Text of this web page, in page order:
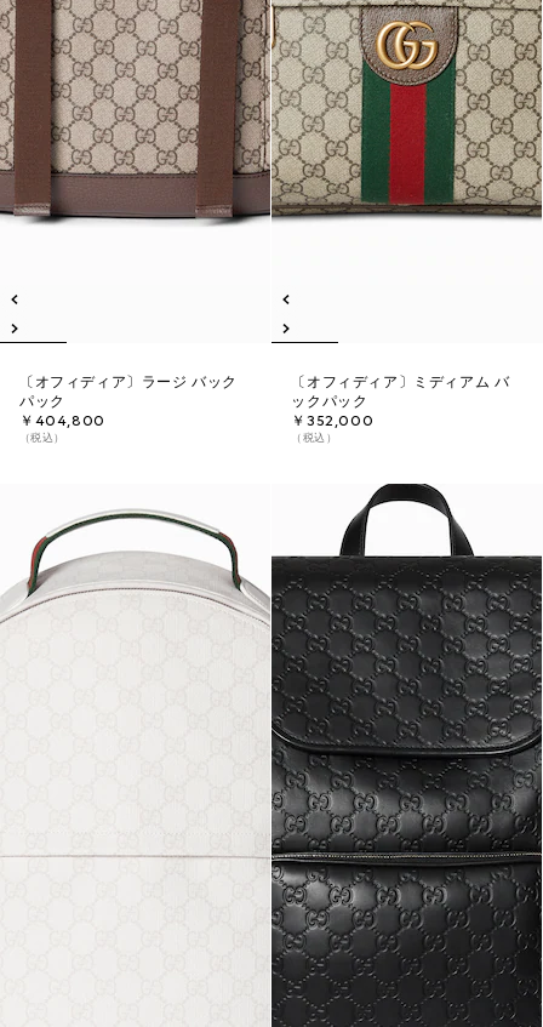
〔オフィディア〕ラージ バック
パック
￥404,800
（税込）
〔オフィディア〕ミディアム バ
ックパック
￥352,000
（税込）